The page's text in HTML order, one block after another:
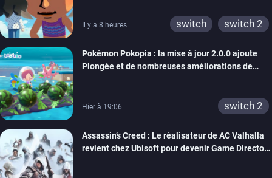
Il y a 8 heures switch switch 2
Pokémon Pokopia : la mise à jour 2.0.0 ajoute
Plongée et de nombreuses améliorations de
Hier à 19:06 switch 2
Assassin’s Creed : Le réalisateur de AC Valhalla
revient chez Ubisoft pour devenir Game Director